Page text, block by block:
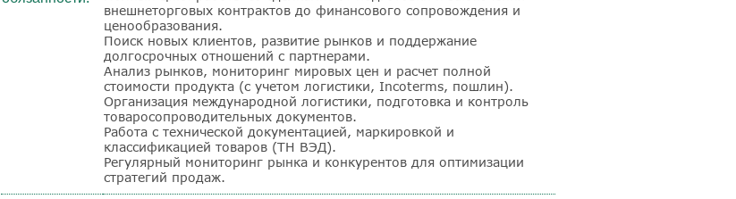
внешнеторговых контрактов до финансового сопровождения и
ценообразования.
Поиск новых клиентов, развитие рынков и поддержание
долгосрочных отношений с партнерами.
Анализ рынков, мониторинг мировых цен и расчет полной
стоимости продукта (с учетом логистики, Incoterms, пошлин).
Организация международной логистики, подготовка и контроль
товаросопроводительных документов.
Работа с технической документацией, маркировкой и
классификацией товаров (ТН ВЭД).
Регулярный мониторинг рынка и конкурентов для оптимизации
стратегий продаж.